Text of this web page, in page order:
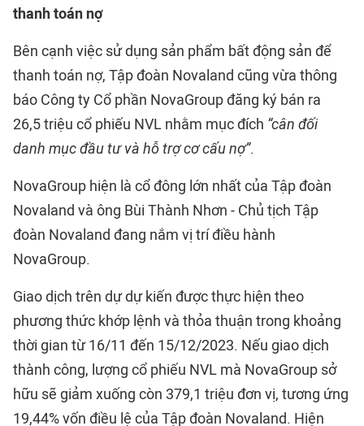
thanh toán nợ
Bên cạnh việc sử dụng sản phẩm bất động sản để
thanh toán nợ, Tập đoàn Novaland cũng vừa thông
báo Công ty Cổ phần NovaGroup đăng ký bán ra
26,5 triệu cổ phiếu NVL nhằm mục đích “cân đối
danh mục đầu tư và hỗ trợ cơ cấu nợ”.
NovaGroup hiện là cổ đông lớn nhất của Tập đoàn
Novaland và ông Bùi Thành Nhơn - Chủ tịch Tập
đoàn Novaland đang nắm vị trí điều hành
NovaGroup.
Giao dịch trên dự dự kiến được thực hiện theo
phương thức khớp lệnh và thỏa thuận trong khoảng
thời gian từ 16/11 đến 15/12/2023. Nếu giao dịch
thành công, lượng cổ phiếu NVL mà NovaGroup sở
hữu sẽ giảm xuống còn 379,1 triệu đơn vị, tương ứng
19,44% vốn điều lệ của Tập đoàn Novaland. Hiện